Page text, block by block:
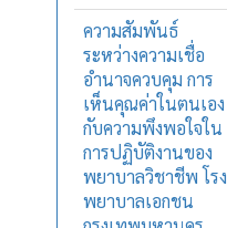
ความสัมพันธ์
ระหว่างความเชื่อ
อำนาจควบคุม การ
เห็นคุณค่าในตนเอง
กับความพึงพอใจใน
การปฏิบัติงานของ
พยาบาลวิชาชีพ โรง
พยาบาลเอกชน